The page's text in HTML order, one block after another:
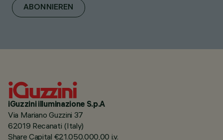
ABONNIEREN
iGuzzini illuminazione S.p.A
Via Mariano Guzzini 37
62019 Recanati (Italy)
Share Capital €21.050.000,00 i.v.